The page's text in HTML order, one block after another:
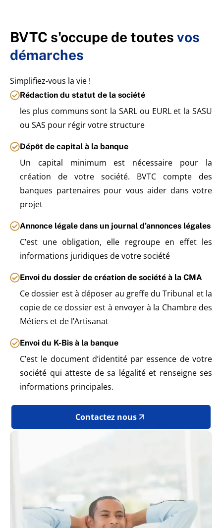
BVTC s'occupe de toutes vos
démarches
Simplifiez-vous la vie !
Rédaction du statut de la société
les plus communs sont la SARL ou EURL et la SASU
ou SAS pour régir votre structure
Dépôt de capital à la banque
Un capital minimum est nécessaire pour la
création de votre société. BVTC compte des
banques partenaires pour vous aider dans votre
projet
Annonce légale dans un journal d’annonces légales
C’est une obligation, elle regroupe en effet les
informations juridiques de votre société
Envoi du dossier de création de société à la CMA
Ce dossier est à déposer au greffe du Tribunal et la
copie de ce dossier est à envoyer à la Chambre des
Métiers et de l’Artisanat
Envoi du K-Bis à la banque
C’est le document d’identité par essence de votre
société qui atteste de sa légalité et renseigne ses
informations principales.
Contactez nous